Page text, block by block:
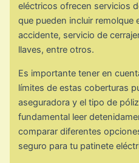
eléctricos ofrecen servicios
que pueden incluir remolque
accidente, servicio de
llaves, entre otros.
Es importante tener en
límites de estas coberturas
aseguradora y el tipo de
fundamental leer
comparar diferentes
seguro para tu patinete